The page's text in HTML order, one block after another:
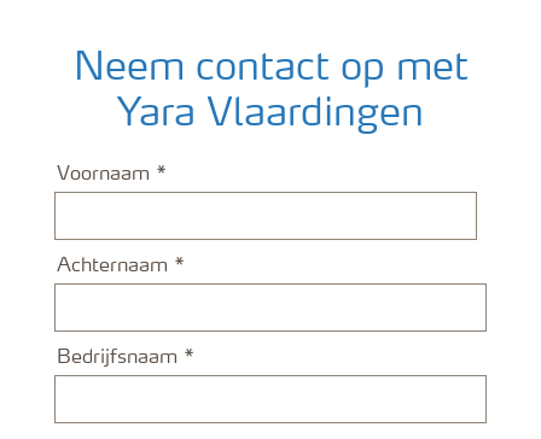
Neem contact op met
Yara Vlaardingen
Voornaam
Achternaam
Bedrijfsnaam